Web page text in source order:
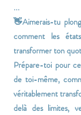
...
👋Aimerais-tu
comment les
transformer ton
Prépare-toi pour
de toi-même,
véritablement
delà des limites,